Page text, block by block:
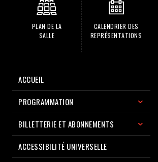
PLAN DE LA
SALLE
CALENDRIER DES
REPRÉSENTATIONS
ACCUEIL
PROGRAMMATION
BILLETTERIE ET ABONNEMENTS
ACCESSIBILITÉ UNIVERSELLE